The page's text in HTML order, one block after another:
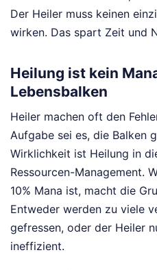
Der Heiler muss keinen
wirken. Das spart Zeit und
Heilung ist kein
Lebensbalken
Heiler machen oft den
Aufgabe sei es, die Balken
Wirklichkeit ist Heilung in
Ressourcen-Management.
10% Mana ist, macht die
Entweder werden zu viele
gefressen, oder der Heiler
ineffizient.